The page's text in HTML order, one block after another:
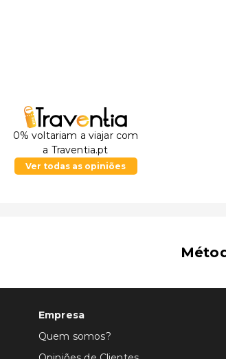
0% voltariam a viajar com
a Traventia.pt
Ver todas as opiniões
Empresa
Quem somos?